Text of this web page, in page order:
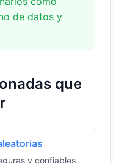
de datos y
que
y confiables